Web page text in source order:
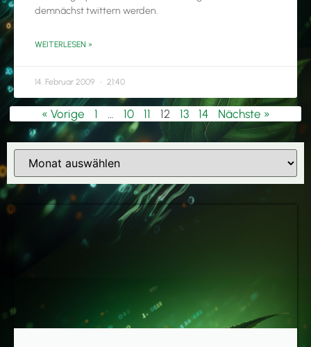
demnächst twittern werden.
WEITERLESEN »
14. Februar 2009 21:40
« Vorige 1 10 11 12 13 14 Nächste »